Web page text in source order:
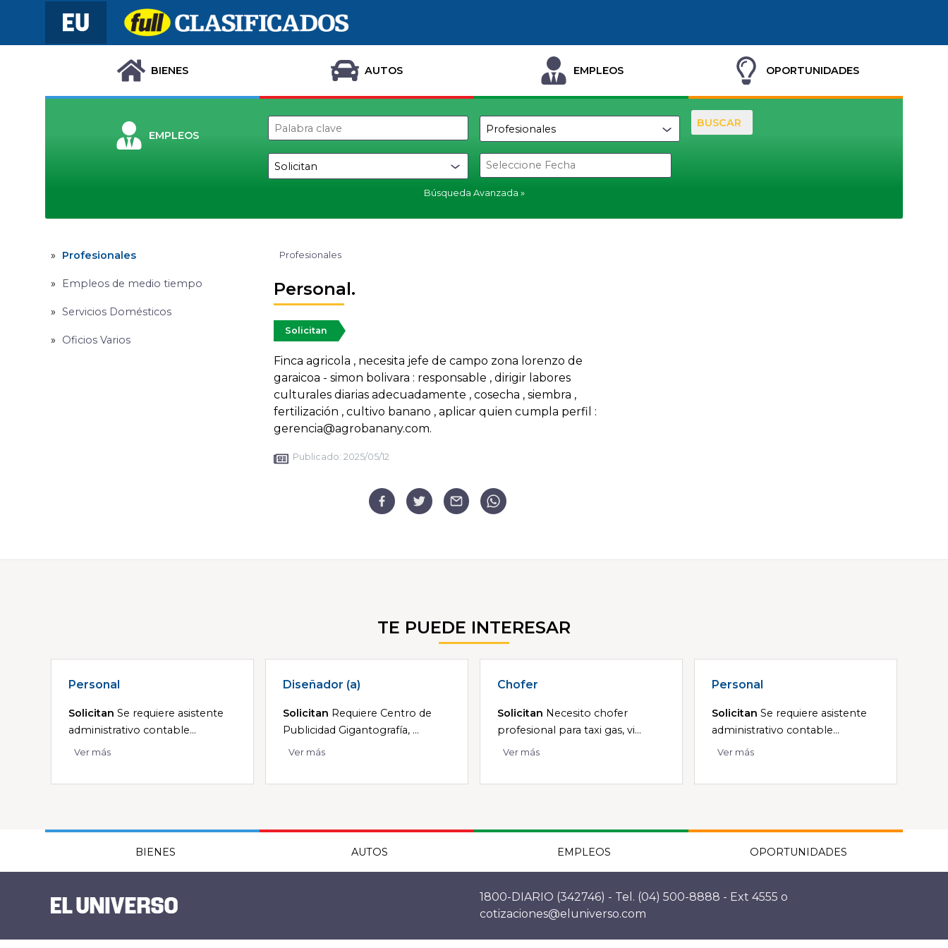
BIENES AUTOS EMPLEOS OPORTUNIDADES
EMPLEOS
Búsqueda Avanzada
BUSCAR
Profesionales
Empleos de medio tiempo
Servicios Domésticos
Oficios Varios
Profesionales
Personal.
Solicitan
Finca agricola , necesita jefe de campo zona lorenzo de
garaicoa - simon bolivara : responsable , dirigir labores
culturales diarias adecuadamente , cosecha , siembra ,
fertilización , cultivo banano , aplicar quien cumpla perfil :
gerencia@agrobanany.com.
Publicado: 2025/05/12
TE PUEDE INTERESAR
Personal
Solicitan Se requiere asistente
administrativo contable...
Ver más
Diseñador (a)
Solicitan Requiere Centro de
Publicidad Gigantografía, ...
Ver más
Chofer
Solicitan Necesito chofer
profesional para taxi gas, vi...
Ver más
Personal
Solicitan Se requiere asistente
administrativo contable...
Ver más
BIENES AUTOS EMPLEOS OPORTUNIDADES
1800-DIARIO (342746) - Tel. (04) 500-8888 - Ext 4555 o
cotizaciones@eluniverso.com